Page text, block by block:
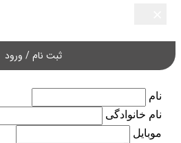
ثبت نام / ورود
نام
نام خانوادگی
موبایل